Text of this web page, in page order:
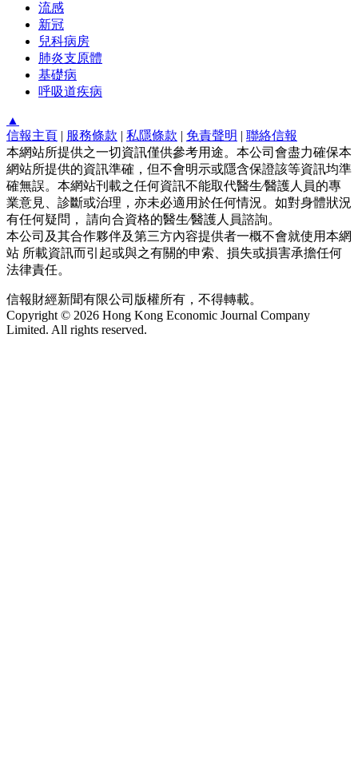
流感
新冠
兒科病房
肺炎支原體
基礎病
呼吸道疾病
▲
信報主頁 | 服務條款 | 私隱條款 | 免責聲明 | 聯絡信報
本網站所提供之一切資訊僅供參考用途。本公司會盡力確保本
網站所提供的資訊準確，但不會明示或隱含保證該等資訊均準
確無誤。本網站刊載之任何資訊不能取代醫生∕醫護人員的專
業意見、診斷或治理，亦未必適用於任何情況。如對身體狀況
有任何疑問， 請向合資格的醫生∕醫護人員諮詢。
本公司及其合作夥伴及第三方內容提供者一概不會就使用本網
站 所載資訊而引起或與之有關的申索、損失或損害承擔任何
法律責任。
信報財經新聞有限公司版權所有，不得轉載。
Copyright © 2026 Hong Kong Economic Journal Company
Limited. All rights reserved.